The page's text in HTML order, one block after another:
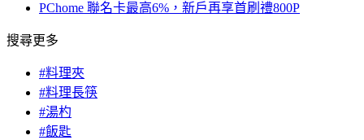
PChome 聯名卡最高6%，新戶再享首刷禮800P
搜尋更多
#料理夾
#料理長筷
#湯杓
#飯匙